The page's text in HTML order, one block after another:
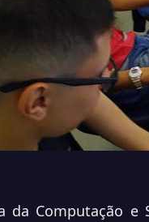
da Computação